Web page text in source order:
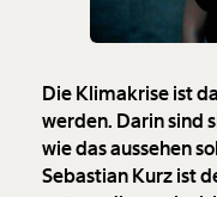
Die Klimakrise ist
werden. Darin sind
wie das aussehen
Sebastian Kurz ist